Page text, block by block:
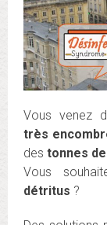
Vous venez
très
destonnes
Vous
détritus ?